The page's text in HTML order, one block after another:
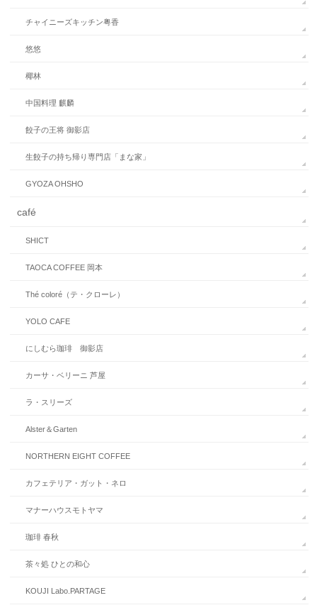
チャイニーズキッチン粤香
悠悠
椰林
中国料理 麒麟
餃子の王将 御影店
生餃子の持ち帰り専門店「まな家」
GYOZA OHSHO
café
SHICT
TAOCA COFFEE 岡本
Thé coloré（テ・クローレ）
YOLO CAFE
にしむら珈琲 御影店
カーサ・ベリーニ 芦屋
ラ・スリーズ
Alster＆Garten
NORTHERN EIGHT COFFEE
カフェテリア・ガット・ネロ
マナーハウスモトヤマ
珈琲 春秋
茶々処 ひとの和心
KOUJI Labo.PARTAGE